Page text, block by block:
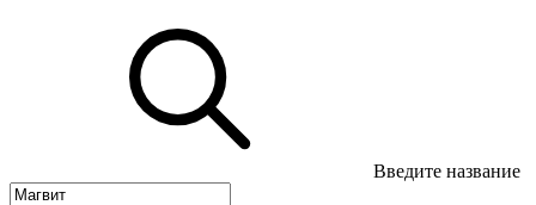
Введите название